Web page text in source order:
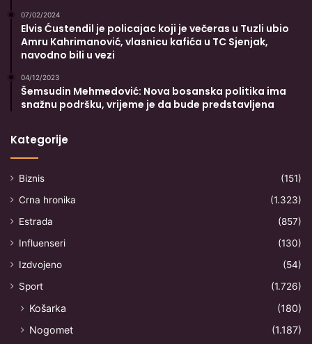
07/02/2024
Elvis Ćustendil je policajac koji je večeras u Tuzli ubio
Amru Kahrimanović, vlasnicu kafića u TC Sjenjak,
navodno bili u vezi
04/12/2023
Šemsudin Mehmedović: Nova bosanska politika ima
snažnu podršku, vrijeme je da bude predstavljena
Kategorije
Biznis
(151)
Crna hronika
(1.323)
Estrada
(857)
Influenseri
(130)
Izdvojeno
(54)
Sport
(1.726)
Košarka
(180)
Nogomet
(1.187)